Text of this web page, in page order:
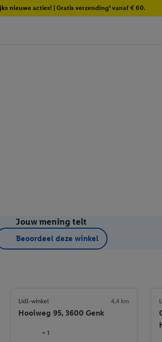
nieuwe acties! | Gratis verzending¹ vanaf € 60.
Jouw mening telt
Beoordeel deze winkel
Lidl-winkel 4,4 km
Hooiweg 95, 3600 Genk
+ 1